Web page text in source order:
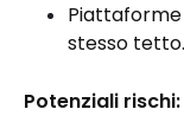
stesso tetto.
Potenziali rischi: